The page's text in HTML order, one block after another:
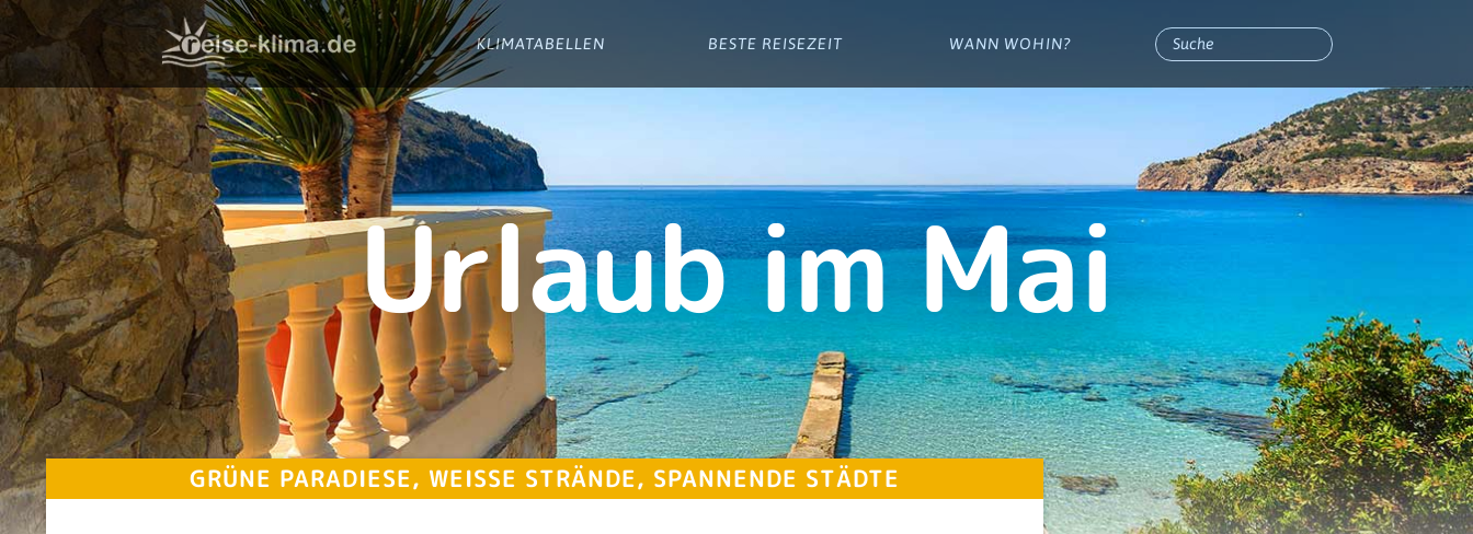
KLIMATABELLEN BESTE REISEZEIT WANN WOHIN?
Urlaub im Mai
GRÜNE PARADIESE, WEISSE STRÄNDE, SPANNENDE STÄDTE